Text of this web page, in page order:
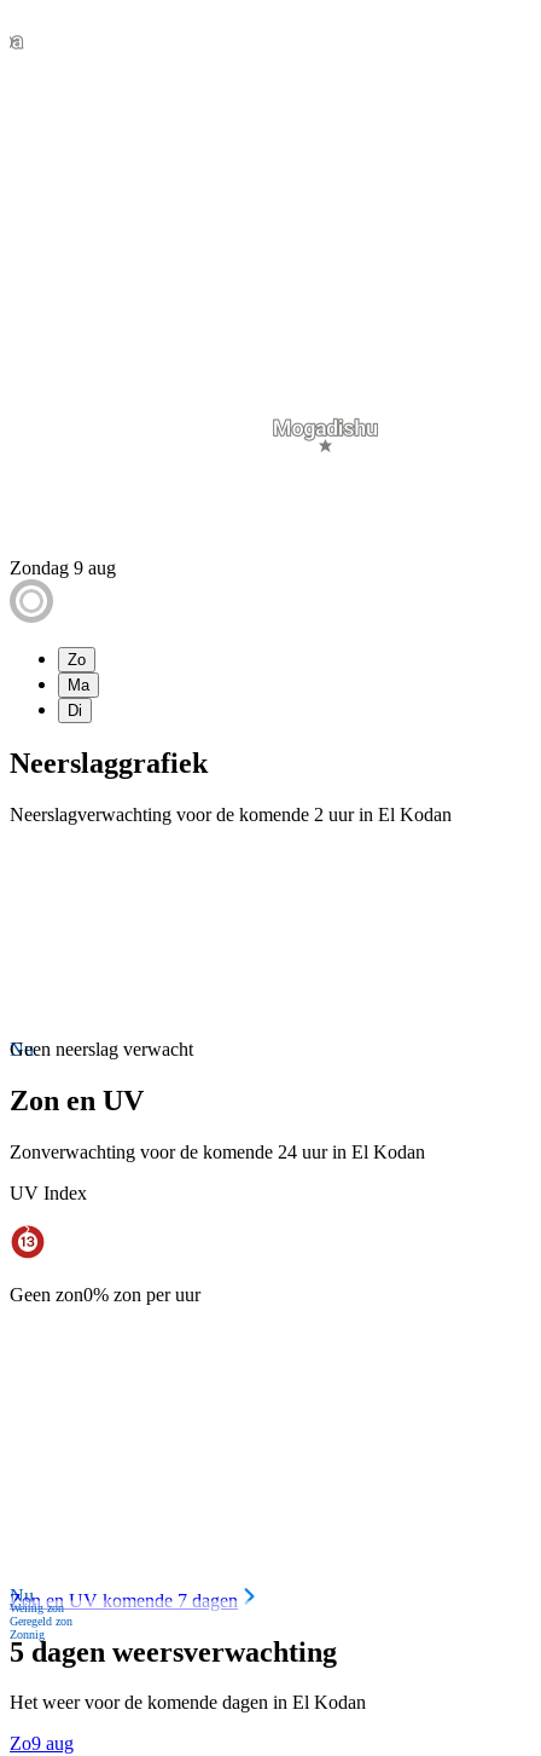
Zondag 9 aug
Zo
Ma
Di
Neerslaggrafiek
Neerslagverwachting voor de komende 2 uur in El Kodan
Nu
Geen neerslag verwacht
Zon en UV
Zonverwachting voor de komende 24 uur in El Kodan
UV Index
Geen zon0% zon per uur
Nu
Weinig zon
Geregeld zon
Zonnig
Zon en UV komende 7 dagen
5 dagen weersverwachting
Het weer voor de komende dagen in El Kodan
Zo9 aug